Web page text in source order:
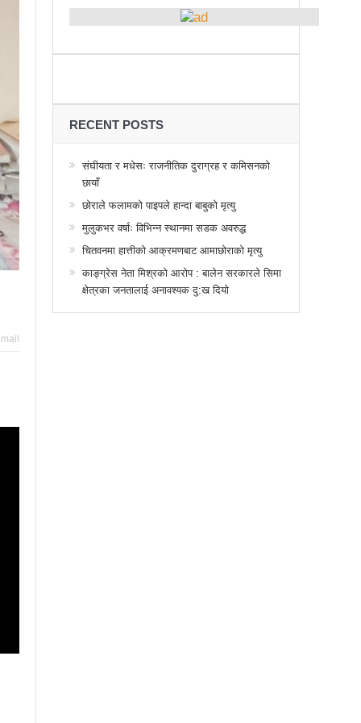
देशैभर अभियानात्मक कार्यक्रम
वैचारिक, राजनीतिक कार्यशाला
साक्षरताको
३ वटा सूचीकरणबाट हटे
विद्युतिकरणको ब्रेकथ्रु
जना घाइते
बिद्यार्थीलाई चलचित्र सिकाउँदै बागमती प्रदेश सरकार
खसेको अनुमान
RECENT POSTS
संघीयता र मधेसः राजनीतिक दुराग्रह र कमिसनको
छायाँ
छोराले फलामको पाइपले हान्दा बाबुको मृत्यु
मुलुकभर वर्षाः विभिन्न स्थानमा सडक अवरुद्ध
चितवनमा हात्तीको आक्रमणबाट आमाछोराको मृत्यु
काङ्ग्रेस नेता मिश्रको आरोप : बालेन सरकारले सिमा
क्षेत्रका जनतालाई अनावश्यक दु:ख दियो